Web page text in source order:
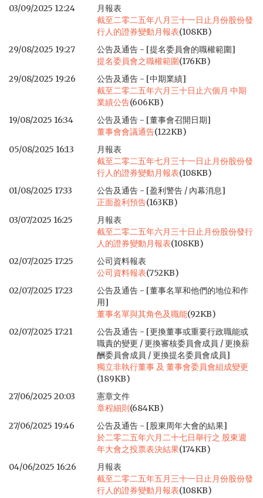
03/09/2025 12:24
月報表
截至二零二五年八月三十一日止月份股份發
行人的證券變動月報表(108KB)
29/08/2025 19:27
公告及通告 - [提名委員會的職權範圍]
提名委員會之職權範圍(176KB)
29/08/2025 19:26
公告及通告 - [中期業績]
截至二零二五年六月三十日止六個月 中期
業績公告(606KB)
19/08/2025 16:34
公告及通告 - [董事會召開日期]
董事會會議通告(122KB)
05/08/2025 16:13
月報表
截至二零二五年七月三十一日止月份股份發
行人的證券變動月報表(108KB)
01/08/2025 17:33
公告及通告 - [盈利警告 / 內幕消息]
正面盈利預告(163KB)
03/07/2025 16:25
月報表
截至二零二五年六月三十日止月份股份發行
人的證券變動月報表(108KB)
02/07/2025 17:25
公司資料報表
公司資料報表(752KB)
02/07/2025 17:23
公告及通告 - [董事名單和他們的地位和作
用]
董事名單與其角色及職能(92KB)
02/07/2025 17:21
公告及通告 - [更換董事或重要行政職能或
職責的變更 / 更換審核委員會成員 / 更換薪
酬委員會成員 / 更換提名委員會成員]
獨立非執行董事 及 董事會委員會組成變更
(189KB)
27/06/2025 20:03
憲章文件
章程細則(684KB)
27/06/2025 19:46
公告及通告 - [股東周年大會的結果]
於二零二五年六月二十七日舉行之 股東週
年大會之投票表決結果(174KB)
04/06/2025 16:26
月報表
截至二零二五年五月三十一日止月份股份發
行人的證券變動月報表(108KB)